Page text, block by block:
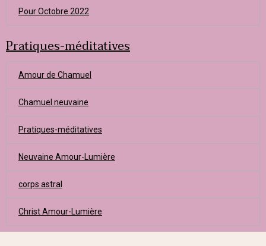
Pour Octobre 2022
Pratiques-méditatives
Amour de Chamuel
Chamuel neuvaine
Pratiques-méditatives
Neuvaine Amour-Lumière
corps astral
Christ Amour-Lumière